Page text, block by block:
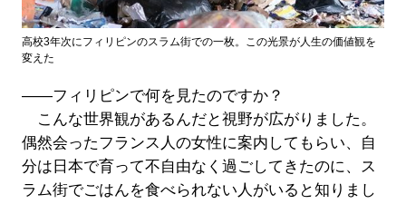
高校3年次にフィリピンのスラム街での一枚。この光景が人生の価値観を
変えた
――フィリピンで何を見たのですか？
こんな世界観があるんだと視野が広がりました。
偶然会ったフランス人の女性に案内してもらい、自
分は日本で育って不自由なく過ごしてきたのに、ス
ラム街でごはんを食べられない人がいると知りまし